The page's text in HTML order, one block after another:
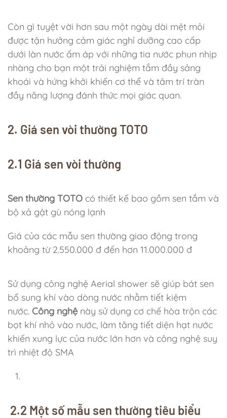
Còn gì tuyệt vời hơn sau một ngày dài mệt mỏi
được tận hưởng cảm giác nghỉ dưỡng cao cấp
dưới làn nước ấm áp với những tia nước phun nhịp
nhàng cho bạn một trải nghiệm tắm đầy sảng
khoái và hứng khởi khiến cơ thể và tâm trí tràn
đầy năng lượng đánh thức mọi giác quan.
2. Giá sen vòi thường TOTO
2.1 Giá sen vòi thường
Sen thường TOTO có thiết kế bao gồm sen tắm và
bộ xả gật gù nóng lạnh
Giá của các mẫu sen thường giao động trong
khoảng từ 2.550.000 đ đến hơn 11.000.000 đ
Sử dụng công nghệ Aerial shower sẽ giúp bát sen
bổ sung khí vào dòng nước nhằm tiết kiệm
nước. Công nghệ này sử dụng cơ chế hòa trộn các
bọt khí nhỏ vào nước, làm tăng tiết diện hạt nước
khiến xung lực của nước lớn hơn và công nghệ suy
trì nhiệt độ SMA
2.2 Một số mẫu sen thường tiêu biểu